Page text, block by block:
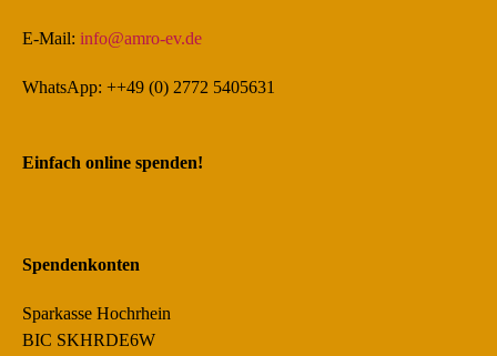
E-Mail: info@amro-ev.de
WhatsApp: ++49 (0) 2772 5405631
Einfach online spenden!
Spendenkonten
Sparkasse Hochrhein
BIC SKHRDE6W